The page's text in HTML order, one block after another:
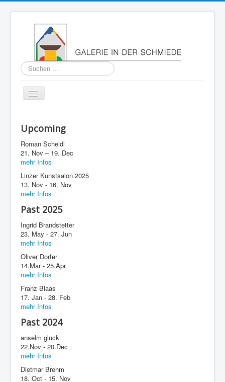
Suchen
...
Navigation
an/aus
About
Past
Imprint
Contact
Upcoming
Roman Scheidl
21. Nov – 19. Dec
mehr Infos
Linzer Kunstsalon 2025
13. Nov - 16. Nov
mehr Infos
Past 2025
Ingrid Brandstetter
23. May - 27. Jun
mehr Infos
Oliver Dorfer
14.Mar - 25.Apr
mehr Infos
Franz Blaas
17. Jan - 28. Feb
mehr Infos
Past 2024
anselm glück
22.Nov - 20.Dec
mehr Infos
Dietmar Brehm
18. Oct - 15. Nov